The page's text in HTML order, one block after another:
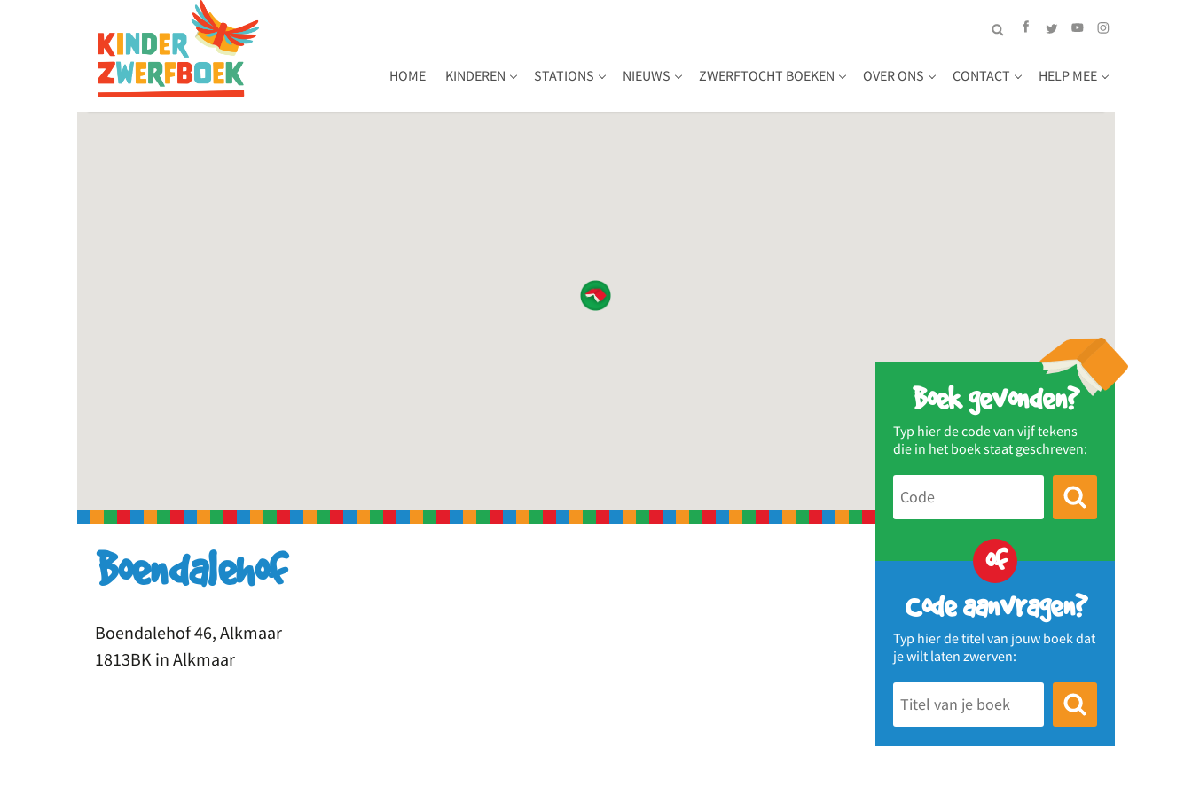
HOME KINDEREN STATIONS NIEUWS ZWERFTOCHT BOEKEN OVER ONS CONTACT HELP MEE
Boek gevonden?
Typ hier de code van vijf tekens
die in het boek staat geschreven:
of
Code aanvragen?
Typ hier de titel van jouw boek dat
je wilt laten zwerven:
Boendalehof
Boendalehof 46, Alkmaar
1813BK in Alkmaar